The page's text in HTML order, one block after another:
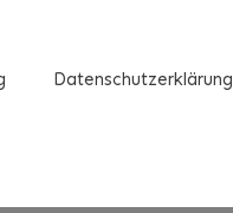
Datenschutzerklärung